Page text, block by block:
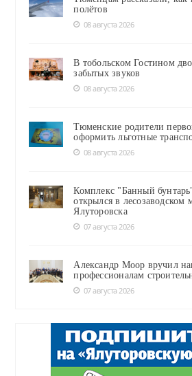
полётов
08 августа 2026
В тобольском Гостином
забытых звуков
08 августа 2026
Тюменские родители
оформить льготные
08 августа 2026
Комплекс "Банный
открылся в лесозаводском
Ялуторовска
07 августа 2026
Александр Моор вручил
профессионалам
07 августа 2026